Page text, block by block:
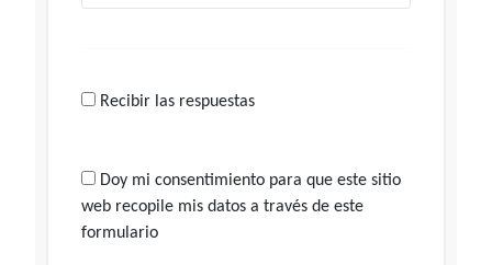
Recibir las respuestas
Doy mi consentimiento para que este sitio
web recopile mis datos a través de este
formulario